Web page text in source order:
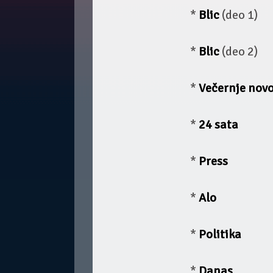
* Blic (deo 1)
* Blic (deo 2)
* Večernje
* 24 sata
* Press
* Alo
* Politika